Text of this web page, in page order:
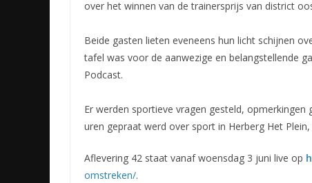
over het winnen van de trainersprijs van district
Beide gasten lieten eveneens hun licht schijnen
tafel was voor de aanwezige en belangstellende
Podcast.
Er werden sportieve vragen gesteld,
uren gepraat werd over sport in Herberg Het
Aflevering 42 staat vanaf woensdag 3 juni live op
omstreken/.